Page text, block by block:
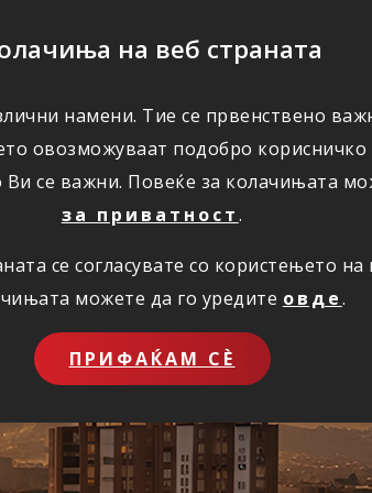
на веб страната
намени. Тие се првенствено
овозможуваат подобро корисничко
се важни. Повеќе за колачињата
за приватност.
се согласувате со користењето
можете да го уредите овде.
ПРИФАЌАМ СЀ
КОРИСНО ЗА НАС
преку